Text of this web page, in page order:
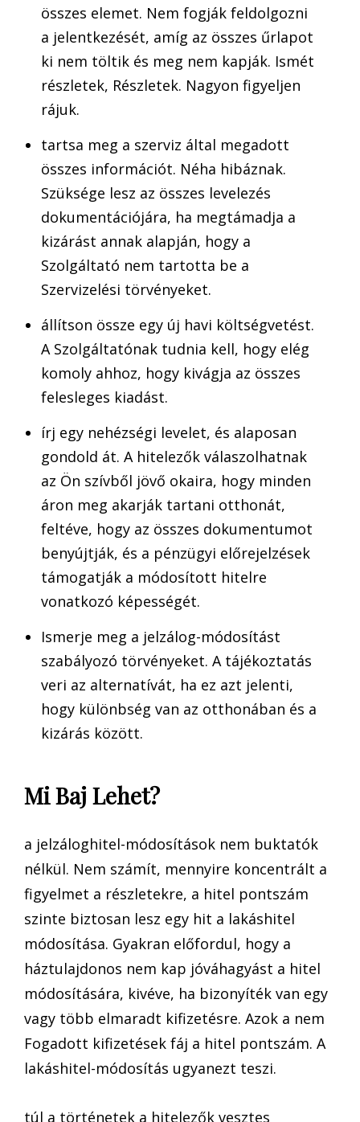
összes elemet. Nem fogják feldolgozni
a jelentkezését, amíg az összes űrlapot
ki nem töltik és meg nem kapják. Ismét
részletek, Részletek. Nagyon figyeljen
rájuk.
tartsa meg a szerviz által megadott
összes információt. Néha hibáznak.
Szüksége lesz az összes levelezés
dokumentációjára, ha megtámadja a
kizárást annak alapján, hogy a
Szolgáltató nem tartotta be a
Szervizelési törvényeket.
állítson össze egy új havi költségvetést.
A Szolgáltatónak tudnia kell, hogy elég
komoly ahhoz, hogy kivágja az összes
felesleges kiadást.
írj egy nehézségi levelet, és alaposan
gondold át. A hitelezők válaszolhatnak
az Ön szívből jövő okaira, hogy minden
áron meg akarják tartani otthonát,
feltéve, hogy az összes dokumentumot
benyújtják, és a pénzügyi előrejelzések
támogatják a módosított hitelre
vonatkozó képességét.
Ismerje meg a jelzálog-módosítást
szabályozó törvényeket. A tájékoztatás
veri az alternatívát, ha ez azt jelenti,
hogy különbség van az otthonában és a
kizárás között.
Mi Baj Lehet?
a jelzáloghitel-módosítások nem buktatók
nélkül. Nem számít, mennyire koncentrált a
figyelmet a részletekre, a hitel pontszám
szinte biztosan lesz egy hit a lakáshitel
módosítása. Gyakran előfordul, hogy a
háztulajdonos nem kap jóváhagyást a hitel
módosítására, kivéve, ha bizonyíték van egy
vagy több elmaradt kifizetésre. Azok a nem
Fogadott kifizetések fáj a hitel pontszám. A
lakáshitel-módosítás ugyanezt teszi.
túl a történetek a hitelezők vesztes